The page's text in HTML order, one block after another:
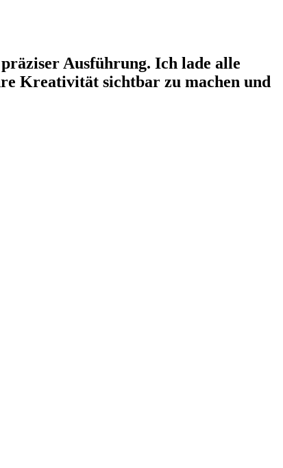
Ausführung. Ich lade alle
Kreativität sichtbar zu machen und